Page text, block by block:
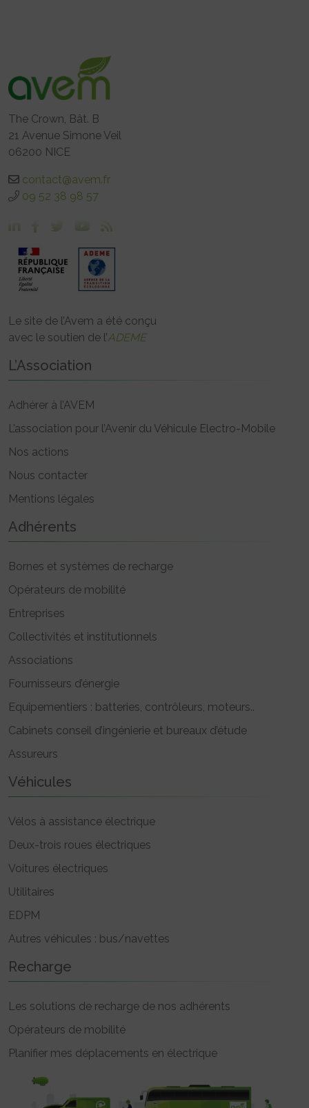
The Crown, Bât. B
21 Avenue Simone Veil
06200 NICE
contact@avem.fr
09 52 38 98 57
Le site de l’Avem a été conçu
avec le soutien de l’ADEME
L’Association
Adhérer à l’AVEM
L’association pour l’Avenir du Véhicule Electro-Mobile
Nos actions
Nous contacter
Mentions légales
Adhérents
Bornes et systèmes de recharge
Opérateurs de mobilité
Entreprises
Collectivités et institutionnels
Associations
Fournisseurs d’énergie
Equipementiers : batteries, contrôleurs, moteurs..
Cabinets conseil d’ingénierie et bureaux d’étude
Assureurs
Véhicules
Vélos à assistance électrique
Deux-trois roues électriques
Voitures électriques
Utilitaires
EDPM
Autres véhicules : bus/navettes
Recharge
Les solutions de recharge de nos adhérents
Opérateurs de mobilité
Planifier mes déplacements en électrique